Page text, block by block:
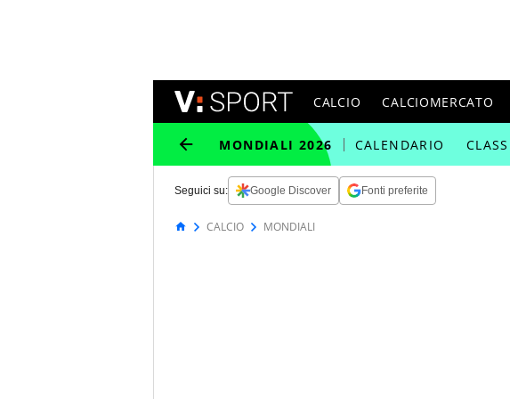
CALCIO CALCIOMERCATO
MONDIALI 2026 CALENDARIO
Seguici su: Google Discover Fonti preferite
CALCIO MONDIALI